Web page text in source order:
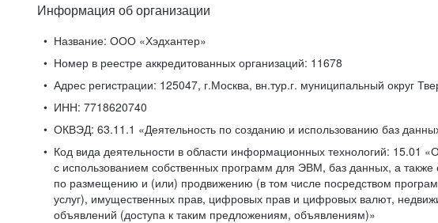
Информация об организации
Название: ООО «Хэдхантер»
Номер в реестре аккредитованных организаций: 11678
Адрес регистрации: 125047, г.Москва, вн.тур.г. муниципальный округ
ИНН: 7718620740
ОКВЭД: 63.11.1 «Деятельность по созданию и использованию баз
Код вида деятельности в области информационных технологий: 15.01
с использованием собственных программ для ЭВМ, баз данных, а
по размещению и (или) продвижению (в том числе посредством
услуг), имущественных прав, цифровых прав и цифровых валют,
объявлений (доступа к таким предложениям, объявлениям)»